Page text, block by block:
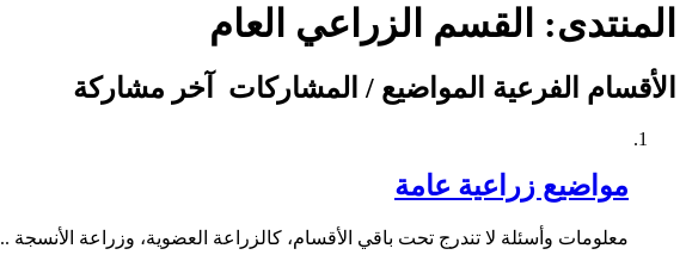
المنتدى: القسم الزراعي العام
الأقسام الفرعية المواضيع / المشاركات آخر مشاركة
مواضيع زراعية عامة
معلومات وأسئلة لا تندرج تحت باقي الأقسام، كالزراعة العضوية، وزراعة الأنسجة ..